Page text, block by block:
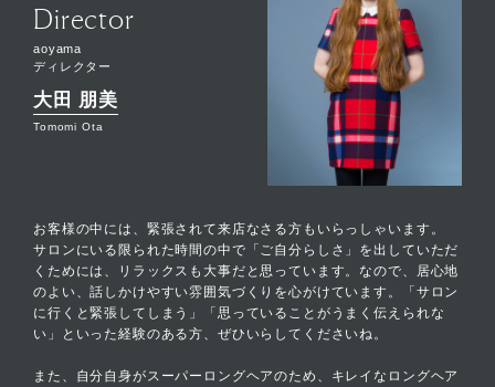
Director
aoyama
ディレクター
大田 朋美
Tomomi Ota
お客様の中には、緊張されて来店なさる方もいらっしゃいます。
サロンにいる限られた時間の中で「ご自分らしさ」を出していただ
くためには、リラックスも大事だと思っています。なので、居心地
のよい、話しかけやすい雰囲気づくりを心がけています。「サロン
に行くと緊張してしまう」「思っていることがうまく伝えられな
い」といった経験のある方、ぜひいらしてくださいね。
また、自分自身がスーパーロングヘアのため、キレイなロングヘア